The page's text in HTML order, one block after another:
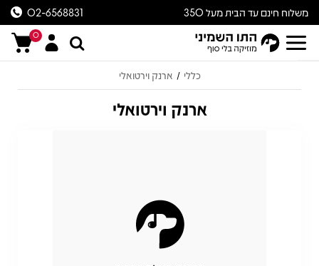
משלוח חינם עד הבית מעל 350
ש״ח
02-6568831
0
כללי / ארנק וירטואלי
ארנק וירטואלי